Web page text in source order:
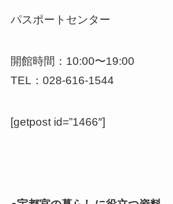
パスポートセンター
開館時間：10:00〜19:00
TEL：028-616-1544
[getpost id=”1466″]